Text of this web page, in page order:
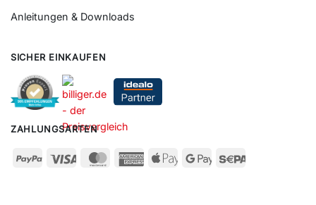
Anleitungen & Downloads
SICHER EINKAUFEN
ZAHLUNGSARTEN